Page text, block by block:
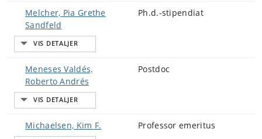
Melcher, Pia Grethe
Sandfeld
Ph.d.-stipendiat
Meneses Valdés,
Roberto Andrés
Postdoc
Michaelsen, Kim F. Professor emeritus